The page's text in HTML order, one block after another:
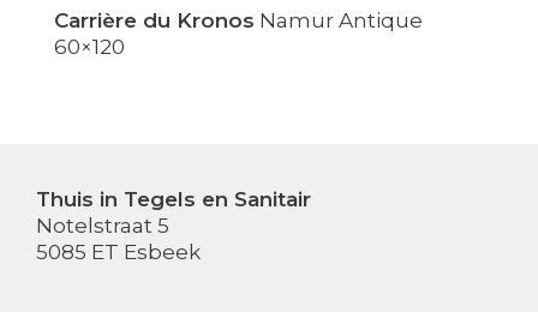
Carrière du Kronos Namur Antique
60×120
Thuis in Tegels en Sanitair
Notelstraat 5
5085 ET Esbeek